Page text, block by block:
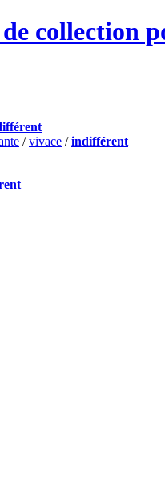
/vivace /indifférent